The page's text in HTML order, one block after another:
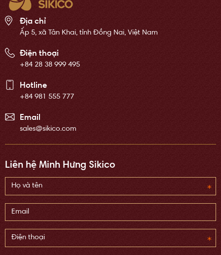
Địa chỉ
Ấp 5, xã Tân Khai, tỉnh Đồng Nai, Việt Nam
Điện thoại
+84 28 38 999 495
Hotline
+84 981 555 777
Email
sales@sikico.com
Liên hệ Minh Hưng Sikico